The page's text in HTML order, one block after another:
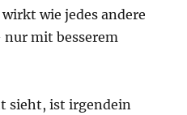
wie jedes andere
mit besserem
sieht, ist irgendein